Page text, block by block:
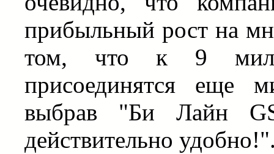
прибыльный рост на
том, что к 9
присоединятся еще
выбрав "Би Лайн
действительно